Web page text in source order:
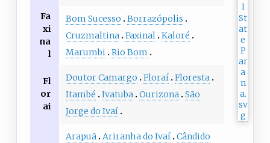
Fa
xi
na
l
Bom Sucesso
Borrazópolis
Cruzmaltina Faxinal Kaloré
Marumbi Rio Bom
Fl
or
ai
Doutor Camargo Floraí Floresta
Itambé
Ivatuba Ourizona São
Jorge do Ivaí
Arapuã Ariranha do Ivaí Cândido